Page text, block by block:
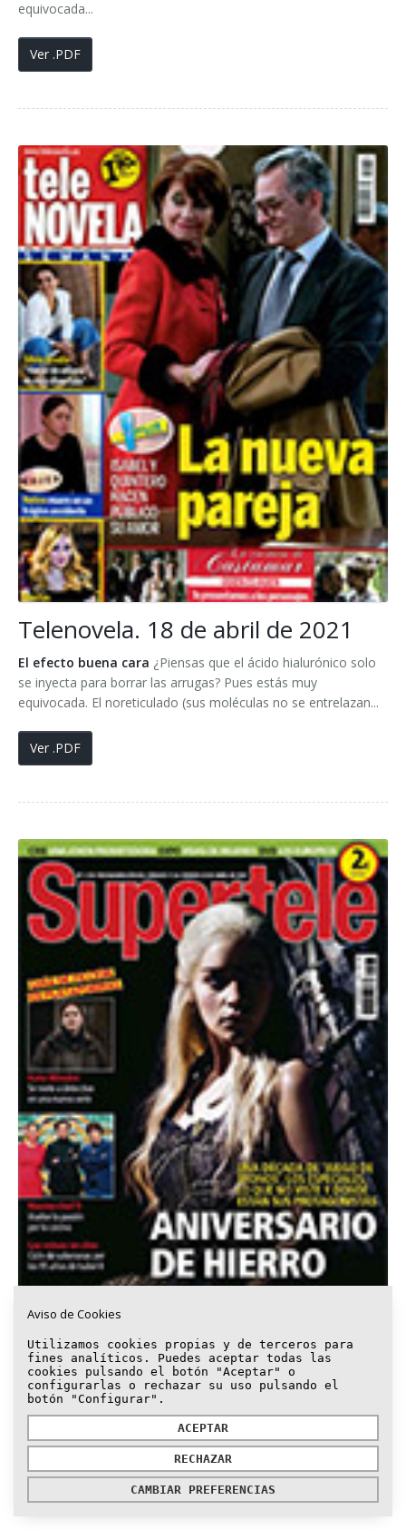
equivocada...
Ver .PDF
Telenovela. 18 de abril de 2021
El efecto buena cara ¿Piensas que el ácido hialurónico solo
se inyecta para borrar las arrugas? Pues estás muy
equivocada. El noreticulado (sus moléculas no se entrelazan...
Ver .PDF
Supertele. 17 de abril de 2021
El efecto buena cara
¿Piensas que el ácido hialurónico solo
se inyecta para borrar las arrugas? Pues estás muy
equivocada. El no reticulado (sus moléculas no...
Ver .PDF
Aviso de Cookies
Utilizamos cookies propias y de terceros para
fines analíticos. Puedes aceptar todas las
cookies pulsando el botón "Aceptar" o
configurarlas o rechazar su uso pulsando el
botón "Configurar".
ACEPTAR
RECHAZAR
CAMBIAR PREFERENCIAS